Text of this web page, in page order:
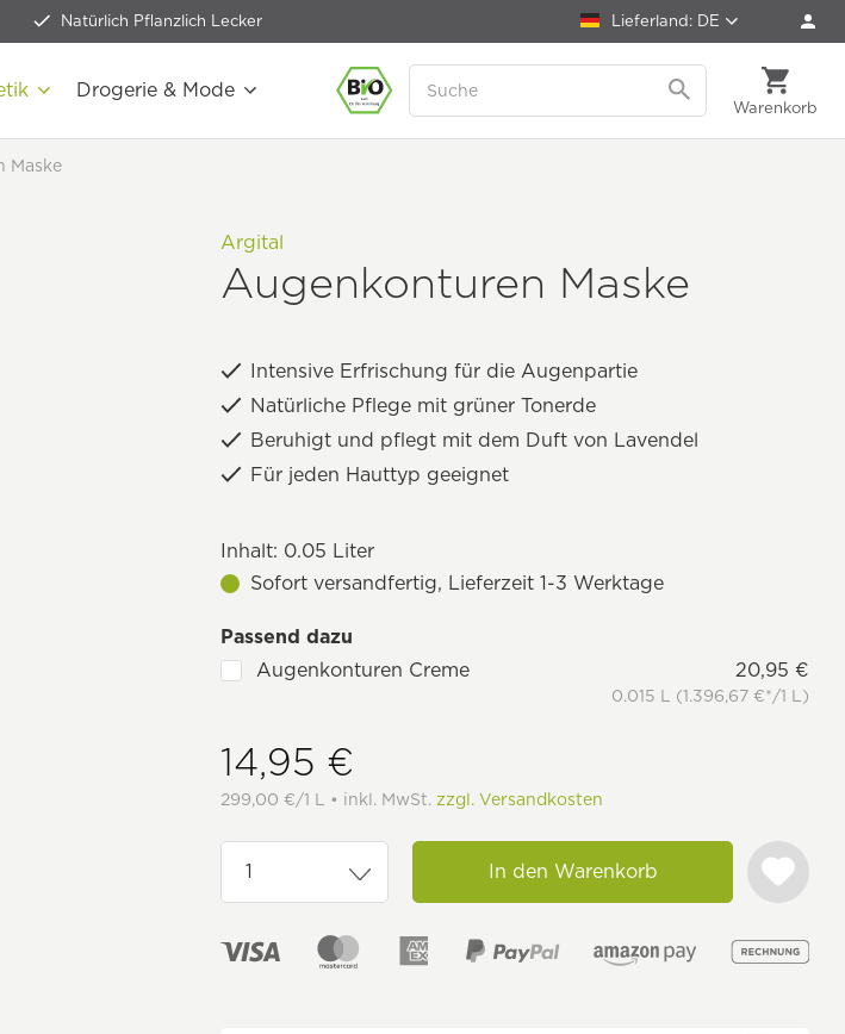
Natürlich Pflanzlich Lecker Lieferland: DE
Warenkorb
Drogerie & Mode
Maske
Argital
Augenkonturen Maske
Intensive Erfrischung für die Augenpartie
Natürliche Pflege mit grüner Tonerde
Beruhigt und pflegt mit dem Duft von Lavendel
Für jeden Hauttyp geeignet
Inhalt: 0.05 Liter
Sofort versandfertig, Lieferzeit 1-3 Werktage
Passend dazu
Augenkonturen Creme
20,95 €
0.015 L (1.396,67 €*/1 L)
14,95 €
299,00 €/1 L • inkl. MwSt. zzgl. Versandkosten
In den Warenkorb